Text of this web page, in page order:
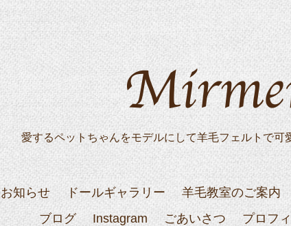
愛するペットちゃんをモデルにして羊毛フェルトで
お知らせ ドールギャラリー 羊毛教室のご案内
ブログ
Instagram ごあいさつ プロフ